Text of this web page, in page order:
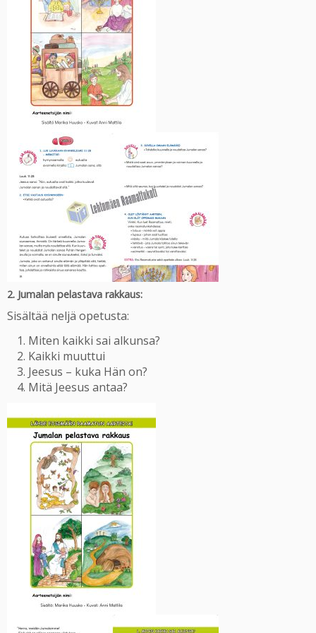
2. Jumalan pelastava rakkaus:
Sisältää neljä opetusta:
Miten kaikki sai alkunsa?
Kaikki muuttui
Jeesus – kuka Hän on?
Mitä Jeesus antaa?